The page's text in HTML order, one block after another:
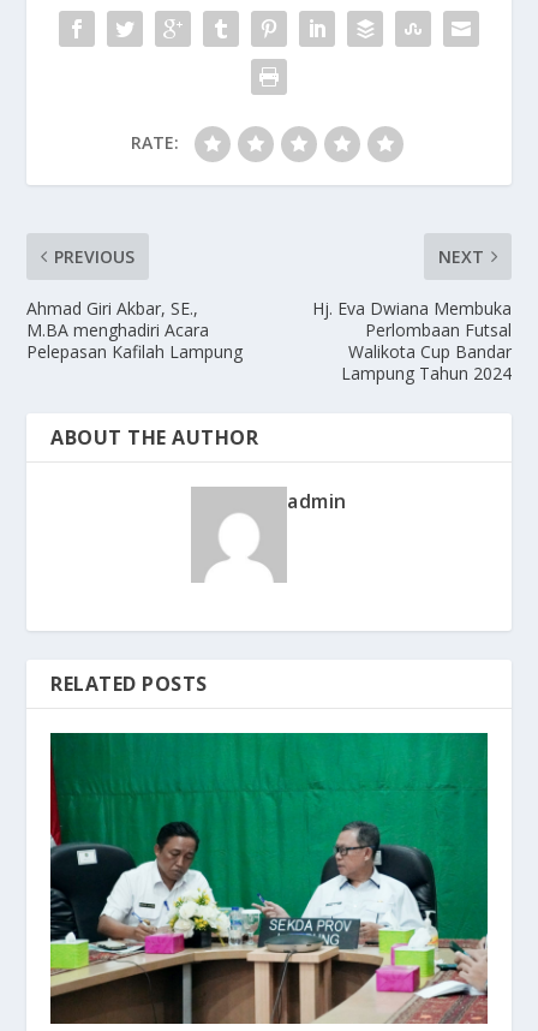
RATE:
PREVIOUS
Ahmad Giri Akbar, SE.,
M.BA menghadiri Acara
Pelepasan Kafilah Lampung
NEXT
Hj. Eva Dwiana Membuka
Perlombaan Futsal
Walikota Cup Bandar
Lampung Tahun 2024
ABOUT THE AUTHOR
admin
RELATED POSTS